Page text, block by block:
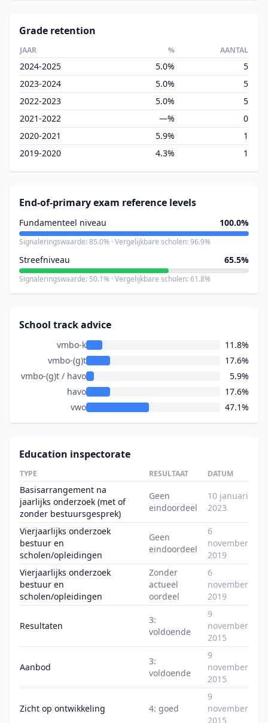
Grade retention
JAAR % AANTAL
2024-2025 5.0%
5
2023-2024
5.0%
5
2022-2023
5.0%
5
2021-2022
—%
0
2020-2021
5.9%
1
2019-2020
4.3% 1
End-of-primary exam reference levels
Fundamenteel niveau 100.0%
Signaleringswaarde: 85.0% · Vergelijkbare scholen: 96.9%
Streefniveau 65.5%
Signaleringswaarde: 50.1% · Vergelijkbare scholen: 61.8%
School track advice
vmbo-k
11.8%
vmbo-(g)t
17.6%
vmbo-(g)t / havo
5.9%
havo
17.6%
vwo
47.1%
Education inspectorate
TYPE RESULTAAT DATUM
Basisarrangement na
jaarlijks onderzoek (met of
zonder bestuursgesprek)
Geen
eindoordeel
10 januari
2023
Vierjaarlijks onderzoek
bestuur en
scholen/opleidingen
Geen
eindoordeel
6
november
2019
Vierjaarlijks onderzoek
bestuur en
scholen/opleidingen
Zonder
actueel
oordeel
6
november
2019
Resultaten
3:
voldoende
9
november
2015
Aanbod
3:
voldoende
9
november
2015
Zicht op ontwikkeling 4: goed
9
november
2015